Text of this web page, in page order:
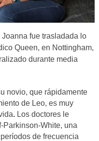
fue trasladada lo
Queen, en Nottingham,
durante media
novio, que rápidamente
de Leo, es muy
.Los doctores le
Parkinson-White, una
de frecuencia